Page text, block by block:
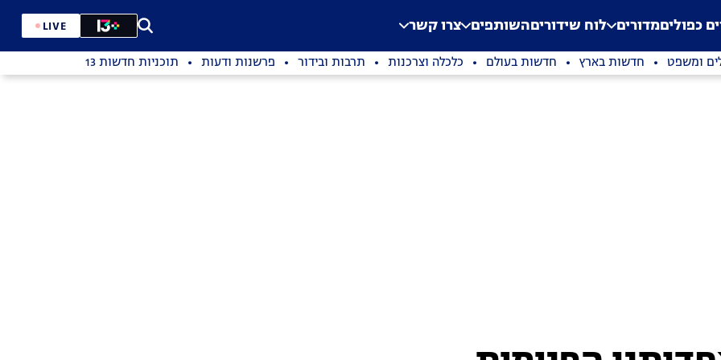
Application error: a
. כפוליםמדורים לוח שידוריםהשותפים צרו קשר LIVE
ומשפט חדשות בארץ חדשות בעולם כלכלה וצרכנות תרבות ובידור פרשנות ודעות תוכניות חדשות 13